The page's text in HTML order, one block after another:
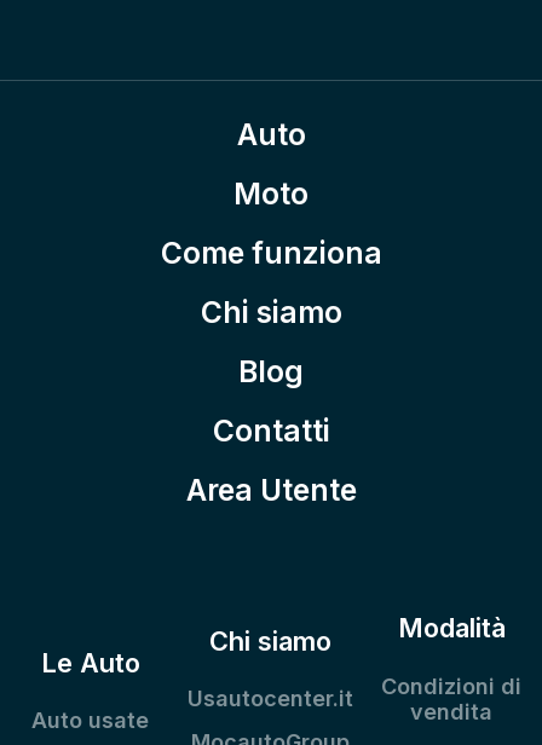
Auto
Moto
Come funziona
Chi siamo
Blog
Contatti
Area Utente
Le Auto
Auto usate
Chi siamo
Usautocenter.it
Modalità
Condizioni di
vendita